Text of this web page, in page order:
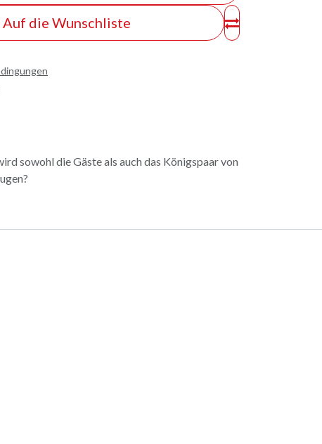
Auf die Wunschliste
sowohl die Gäste als auch das Königspaar von